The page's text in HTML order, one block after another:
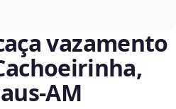
vazamento